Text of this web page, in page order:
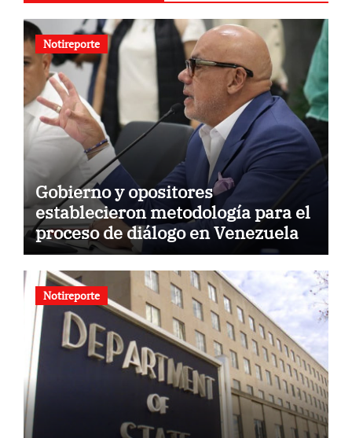
Notireporte
Gobierno y opositores
establecieron metodología para el
proceso de diálogo en Venezuela
Notireporte